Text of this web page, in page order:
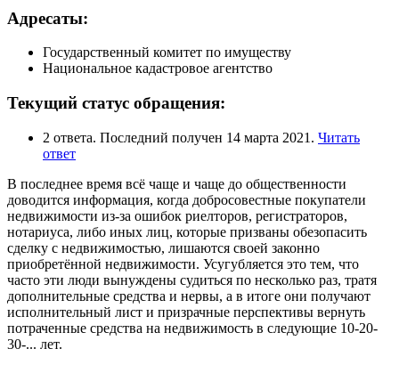
Адресаты:
Государственный комитет по имуществу
Национальное кадастровое агентство
Текущий статус обращения:
2 ответа. Последний получен 14 марта 2021. Читать
ответ
В последнее время всё чаще и чаще до общественности
доводится информация, когда добросовестные покупатели
недвижимости из-за ошибок риелторов, регистраторов,
нотариуса, либо иных лиц, которые призваны обезопасить
сделку с недвижимостью, лишаются своей законно
приобретённой недвижимости. Усугубляется это тем, что
часто эти люди вынуждены судиться по несколько раз, тратя
дополнительные средства и нервы, а в итоге они получают
исполнительный лист и призрачные перспективы вернуть
потраченные средства на недвижимость в следующие 10-20-
30-... лет.